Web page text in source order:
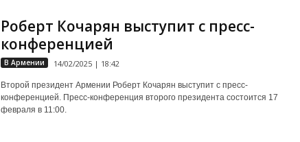
Роберт Кочарян выступит с пресс-
конференцией
В Армении 14/02/2025 | 18:42
Второй президент Армении Роберт Кочарян выступит с пресс-
конференцией. Пресс-конференция второго президента состоится 17
февраля в 11:00.